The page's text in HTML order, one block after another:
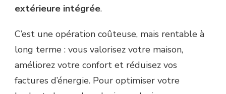
extérieure intégrée.
C’est une opération coûteuse, mais rentable à
long terme : vous valorisez votre maison,
améliorez votre confort et réduisez vos
factures d’énergie. Pour optimiser votre